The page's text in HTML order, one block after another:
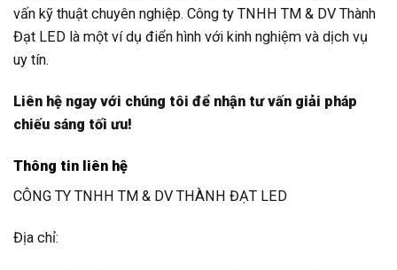
vấn kỹ thuật chuyên nghiệp. Công ty TNHH TM & DV Thành
Đạt LED là một ví dụ điển hình với kinh nghiệm và dịch vụ
uy tín.
Liên hệ ngay với chúng tôi để nhận tư vấn giải pháp
chiếu sáng tối ưu!
Thông tin liên hệ
CÔNG TY TNHH TM & DV THÀNH ĐẠT LED
Địa chỉ: